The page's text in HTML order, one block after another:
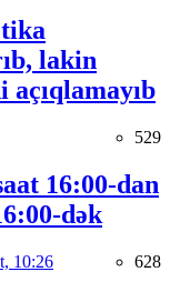
lakin
açıqlamayıb
529
16:00-dan
dək
10:26 628